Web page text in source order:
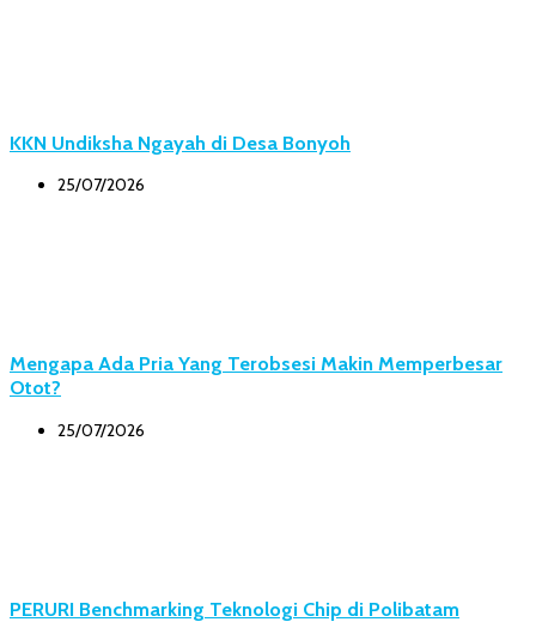
KKN Undiksha Ngayah di Desa Bonyoh
25/07/2026
Mengapa Ada Pria Yang Terobsesi Makin Memperbesar
Otot?
25/07/2026
PERURI Benchmarking Teknologi Chip di Polibatam